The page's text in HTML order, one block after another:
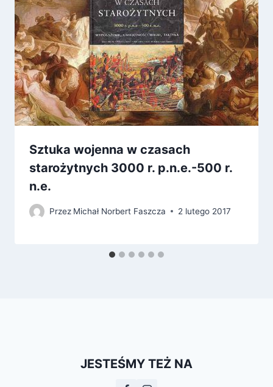
Sztuka wojenna w czasach
starożytnych 3000 r. p.n.e.-500 r.
n.e.
Przez Michał Norbert Faszcza 2 lutego 2017
JESTEŚMY TEŻ NA